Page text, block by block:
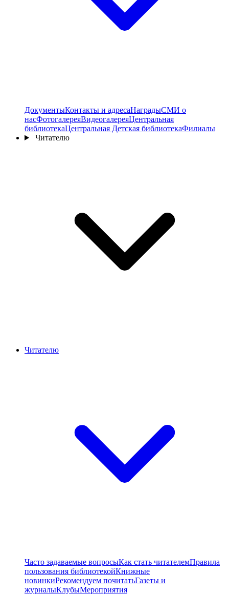
ДокументыКонтакты и адресаНаградыСМИ о
насФотогалереяВидеогалереяЦентральная
библиотекаЦентральная Детская библиотекаФилиалы
Читателю
Читателю
Часто задаваемые вопросыКак стать читателемПравила
пользования библиотекойКнижные
новинкиРекомендуем почитатьГазеты и
журналыКлубыМероприятия